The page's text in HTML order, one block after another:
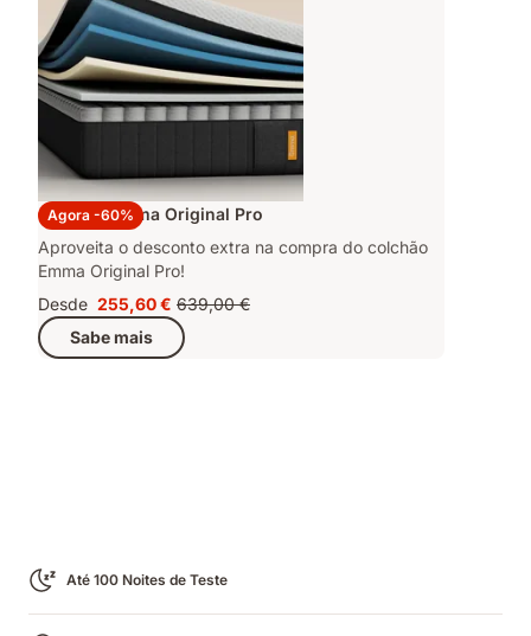
Agora -60%
Colchão Emma Original Pro
Aproveita o desconto extra na compra do colchão
Emma Original Pro!
Desde Preço
255,60 €
255,60 € Preço
original
639,00 €
639,00 €
Sabe mais
Até 100 Noites de Teste